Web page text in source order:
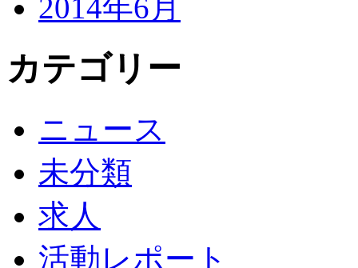
2014年6月
カテゴリー
ニュース
未分類
求人
活動レポート